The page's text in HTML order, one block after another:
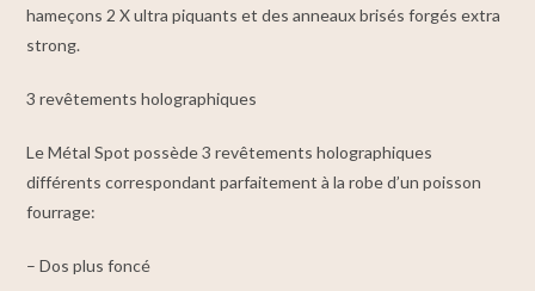
hameçons 2 X ultra piquants et des anneaux brisés forgés extra
strong.
3 revêtements holographiques
Le Métal Spot possède 3 revêtements holographiques
différents correspondant parfaitement à la robe d’un poisson
fourrage:
– Dos plus foncé